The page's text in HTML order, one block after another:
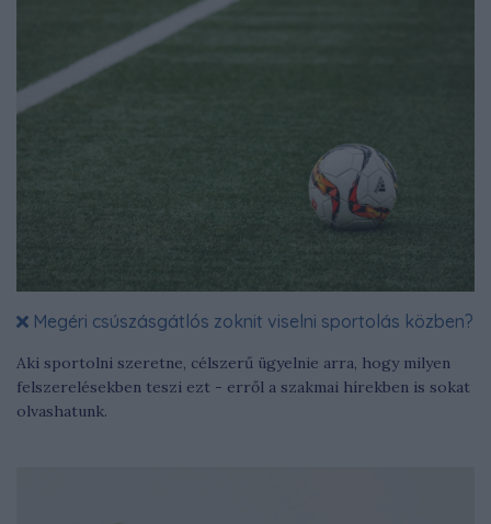
Megéri csúszásgátlós zoknit viselni sportolás közben?
Aki sportolni szeretne, célszerű ügyelnie arra, hogy milyen
felszerelésekben teszi ezt - erről a szakmai hírekben is sokat
olvashatunk.